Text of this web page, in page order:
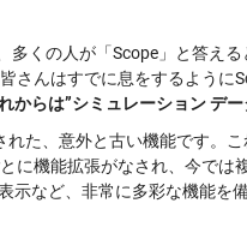
くの人が「Scope」と答え
んはすでに息をするように
らは”シミュレーション デー
た、意外と古い機能です。
に機能拡張がなされ、今では
示など、非常に多彩な機能を